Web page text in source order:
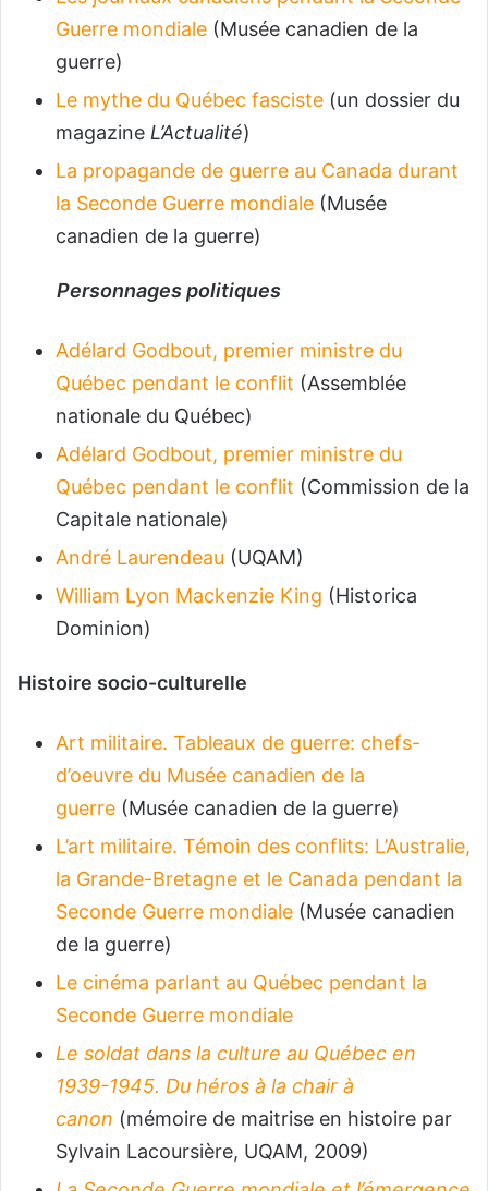
Guerre mondiale (Musée canadien de la
guerre)
Le mythe du Québec fasciste (un dossier du
magazine L’Actualité)
La propagande de guerre au Canada durant
la Seconde Guerre mondiale (Musée
canadien de la guerre)
Personnages politiques
Adélard Godbout, premier ministre du
Québec pendant le conflit (Assemblée
nationale du Québec)
Adélard Godbout, premier ministre du
Québec pendant le conflit (Commission de la
Capitale nationale)
André Laurendeau (UQAM)
William Lyon Mackenzie King (Historica
Dominion)
Histoire socio-culturelle
Art militaire. Tableaux de guerre: chefs-
d’oeuvre du Musée canadien de la
guerre (Musée canadien de la guerre)
L’art militaire. Témoin des conflits: L’Australie,
la Grande-Bretagne et le Canada pendant la
Seconde Guerre mondiale (Musée canadien
de la guerre)
Le cinéma parlant au Québec pendant la
Seconde Guerre mondiale
Le soldat dans la culture au Québec en
1939-1945. Du héros à la chair à
canon (mémoire de maitrise en histoire par
Sylvain Lacoursière, UQAM, 2009)